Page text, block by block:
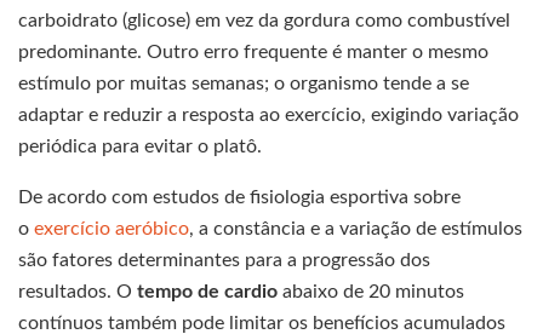
carboidrato (glicose) em vez da gordura como combustível
predominante. Outro erro frequente é manter o mesmo
estímulo por muitas semanas; o organismo tende a se
adaptar e reduzir a resposta ao exercício, exigindo variação
periódica para evitar o platô.
De acordo com estudos de fisiologia esportiva sobre
o exercício aeróbico, a constância e a variação de estímulos
são fatores determinantes para a progressão dos
resultados. O tempo de cardio abaixo de 20 minutos
contínuos também pode limitar os benefícios acumulados